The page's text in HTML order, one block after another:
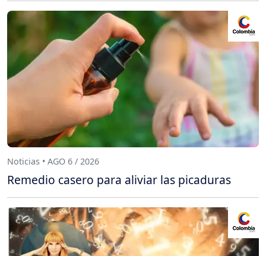
Noticias • AGO 6 / 2026
Remedio casero para aliviar las picaduras